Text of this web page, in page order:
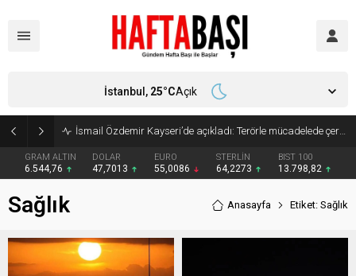
Süleyman Soylu ‘çok korktum’ deyip ilk kez açıkladı: En büyük tehdit dışarısıdır!
GRAM ALTIN
6.544,76
DOLAR
47,7013
EURO
55,0086
STERLİN
64,2273
BIST 100
13.798,82
İstanbul, 25°CAçık
Sağlık Anasayfa Etiket: Sağlık